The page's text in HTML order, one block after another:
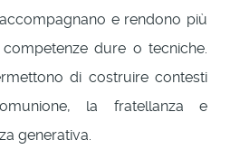
e rendono più
dure o tecniche.
di costruire contesti
la fratellanza e
generativa.